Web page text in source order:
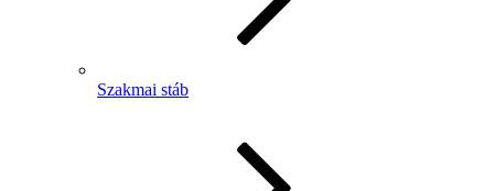
Szakmai stáb